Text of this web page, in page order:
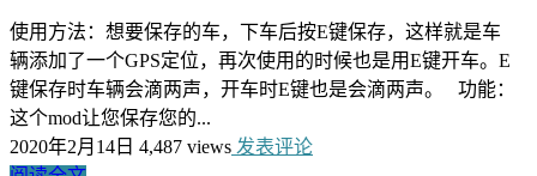
使用方法：想要保存的车，下车后按E键保存，这样就是车
辆添加了一个GPS定位，再次使用的时候也是用E键开车。E
键保存时车辆会滴两声，开车时E键也是会滴两声。 功能：
这个mod让您保存您的...
2020年2月14日 4,487 views 发表评论